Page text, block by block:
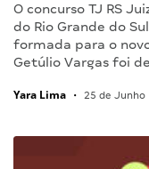
O concurso TJ RS
do Rio Grande do
formada para o
Getúlio Vargas foi
Yara Lima • 25 de Junho